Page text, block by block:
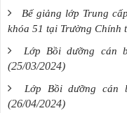
Bế giảng lớp Trung
khóa 51 tại Trường Chính
Lớp Bồi dưỡng cán
(25/03/2024)
Lớp Bồi dưỡng cán
(26/04/2024)